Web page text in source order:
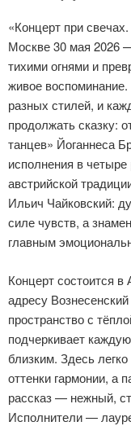
«Концерт при
Москве 30 мая 2026
тихими огнями и
живое
разных стилей, и
продолжать сказку:
танцев» Йоганнеса
исполнения в
австрийской
Ильич Чайковский:
силе чувств, а
главным
Концерт состоится в
адресу
пространство с
подчеркивает
близким. Здесь
оттенки гармонии, а
рассказ — нежный,
Исполнители —